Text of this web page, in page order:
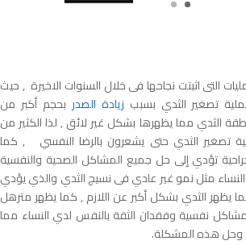
التى اثبتت نجاحها فى خلال السنوات الاخيرة , حيث
تصغير الثدي بسبب زيادة الصدر بحجم أكبر من
الثدي مما يظهرها بشكل غير لائق , لذا الكثير من
تصغير الثدي حتى يشعرون بالرضا النفسي , كما
تؤدي إلى حل جميع المشاكل الصحية والنفسية
النساء مثل نمو غير عادي فى نسيج الثدي والذي يؤدي
يظهر الثدي بشكل أكبر عن اللازم , كما يظهر مترهل
نفسية وفقدان الثقة بالنفس لدي النساء مما
وحل هذه المشكلة.